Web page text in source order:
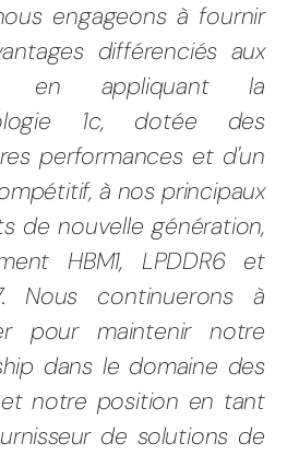
engageons à fournir
différenciés aux
en appliquant la
1c, dotée des
performances et d'un
à nos principaux
de nouvelle génération,
HBM1, LPDDR6 et
Nous continuerons à
pour maintenir notre
dans le domaine des
et notre position en tant
de solutions de